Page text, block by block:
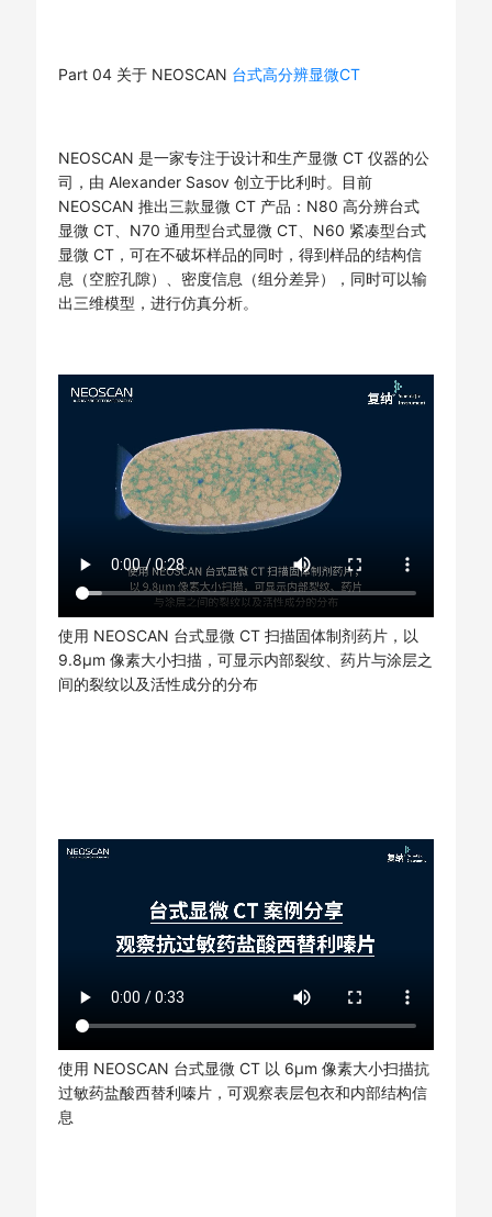
Part 04 关于 NEOSCAN 台式高分辨显微CT
NEOSCAN 是一家专注于设计和生产显微 CT 仪器的公
司，由 Alexander Sasov 创立于比利时。目前
NEOSCAN 推出三款显微 CT 产品：N80 高分辨台式
显微 CT、N70 通用型台式显微 CT、N60 紧凑型台式
显微 CT，可在不破坏样品的同时，得到样品的结构信
息（空腔孔隙）、密度信息（组分差异），同时可以输
出三维模型，进行仿真分析。
使用 NEOSCAN 台式显微 CT 扫描固体制剂药片，以
9.8μm 像素大小扫描，可显示内部裂纹、药片与涂层之
间的裂纹以及活性成分的分布
使用 NEOSCAN 台式显微 CT 以 6μm 像素大小扫描抗
过敏药盐酸西替利嗪片，可观察表层包衣和内部结构信
息